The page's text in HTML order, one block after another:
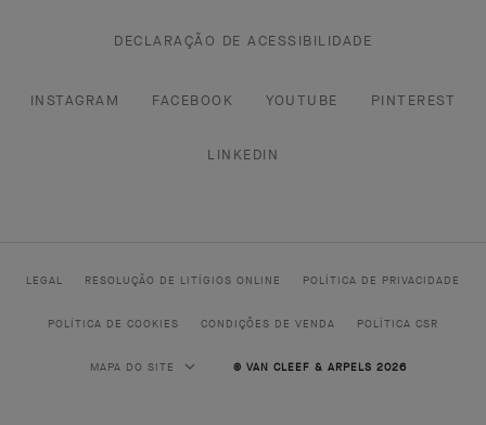
DECLARAÇÃO DE ACESSIBILIDADE
INSTAGRAM FACEBOOK YOUTUBE PINTEREST
LINKEDIN
LEGAL RESOLUÇÃO DE LITÍGIOS ONLINE POLÍTICA DE PRIVACIDADE
POLÍTICA DE COOKIES CONDIÇÕES DE VENDA POLÍTICA CSR
MAPA DO SITE © VAN CLEEF & ARPELS 2026